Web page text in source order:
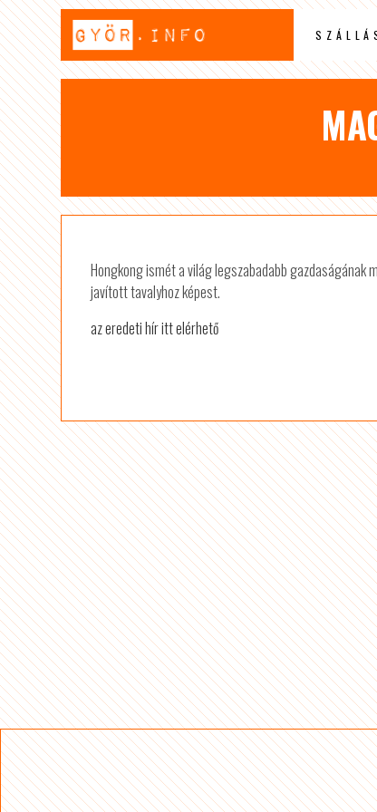
Hongkong ismét a világ legszabadabb
javított tavalyhoz képest.
az eredeti hír itt elérhető